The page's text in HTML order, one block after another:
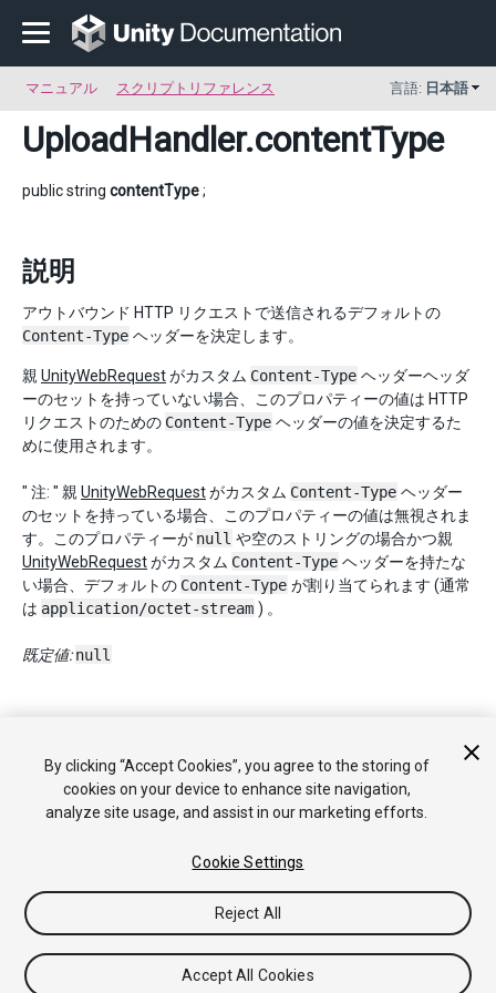
マニュアル スクリプトリファレンス 言語: 日本語
UploadHandler.contentType
public string contentType;
説明
アウトバウンド HTTP リクエストで送信されるデフォルトの
Content-Type ヘッダーを決定します。
親 UnityWebRequestがカスタム Content-Type ヘッダーヘッダ
ーのセットを持っていない場合、このプロパティーの値は HTTP
リクエストのための Content-Type ヘッダーの値を決定するた
めに使用されます。
" 注: " 親 UnityWebRequestがカスタム Content-Type ヘッダー
のセットを持っている場合、このプロパティーの値は無視されま
す。このプロパティーが null や空のストリングの場合かつ親
UnityWebRequestがカスタム Content-Type ヘッダーを持たな
い場合、デフォルトの Content-Type が割り当てられます (通常
は application/octet-stream ) 。
既定値: null
チュートリアル
Answers ナレッジベース フォーラム
アセッ
トストア
法律関連 プライバシーポリシー クッキー
私の個人
情報を販売または共有しない
By clicking “Accept Cookies”, you agree to the storing of
cookies on your device to enhance site navigation,
analyze site usage, and assist in our marketing efforts.
Cookie Settings
Reject All
Accept All Cookies